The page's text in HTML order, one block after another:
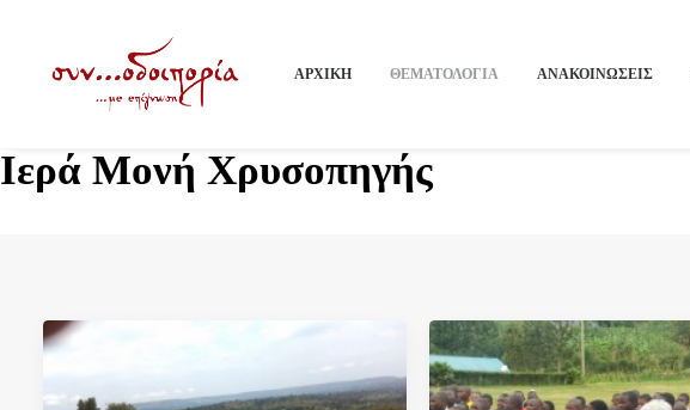
ΑΡΧΙΚΗ ΘΕΜΑΤΟΛΟΓΙΑ ΑΝΑΚΟΙΝΩΣΕΙΣ
Ιερά Μονή Χρυσοπηγής